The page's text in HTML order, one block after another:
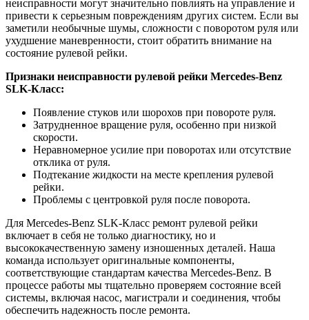
неисправности могут значительно повлиять на управление и
привести к серьезным повреждениям других систем. Если вы
заметили необычные шумы, сложности с поворотом руля или
ухудшение маневренности, стоит обратить внимание на
состояние рулевой рейки.
Признаки неисправности рулевой рейки Mercedes-Benz
SLK-Класс:
Появление стуков или шорохов при повороте руля.
Затрудненное вращение руля, особенно при низкой
скорости.
Неравномерное усилие при поворотах или отсутствие
отклика от руля.
Подтекание жидкости на месте крепления рулевой
рейки.
Проблемы с центровкой руля после поворота.
Для Mercedes-Benz SLK-Класс ремонт рулевой рейки
включает в себя не только диагностику, но и
высококачественную замену изношенных деталей. Наша
команда использует оригинальные компоненты,
соответствующие стандартам качества Mercedes-Benz. В
процессе работы мы тщательно проверяем состояние всей
системы, включая насос, магистрали и соединения, чтобы
обеспечить надежность после ремонта.